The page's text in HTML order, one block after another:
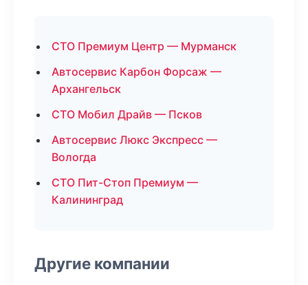
СТО Премиум Центр — Мурманск
Автосервис Карбон Форсаж —
Архангельск
СТО Мобил Драйв — Псков
Автосервис Люкс Экспресс —
Вологда
СТО Пит-Стоп Премиум —
Калининград
Другие компании